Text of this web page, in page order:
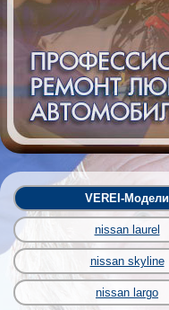
VEREI-Модели
nissan laurel
nissan skyline
nissan largo